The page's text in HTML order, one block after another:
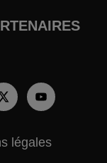
légales